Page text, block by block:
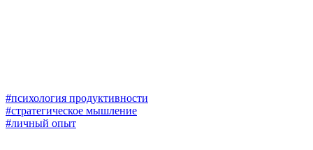
#психология продуктивности
#стратегическое мышление
#личный опыт